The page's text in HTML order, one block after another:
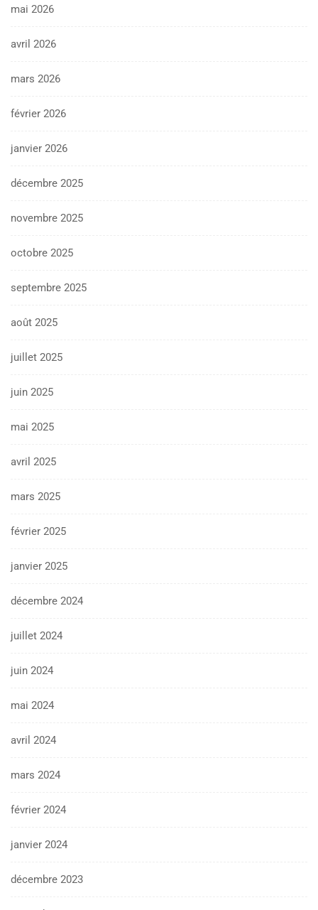
mai 2026
avril 2026
mars 2026
février 2026
janvier 2026
décembre 2025
novembre 2025
octobre 2025
septembre 2025
août 2025
juillet 2025
juin 2025
mai 2025
avril 2025
mars 2025
février 2025
janvier 2025
décembre 2024
juillet 2024
juin 2024
mai 2024
avril 2024
mars 2024
février 2024
janvier 2024
décembre 2023